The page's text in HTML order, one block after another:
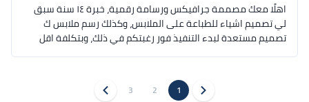
اهلًا معك مصممة جرافيكس ورسامة رقمية، خبرة ١٤ سنة سبق
لي تصميم اشياء للطباعة على الملابس، وكذلك رسم ملابس ك
تصميم مستعدة لبدء التنفيذ فور رغبتكم في ذلك، وبتكلفة اقل
1
2
3